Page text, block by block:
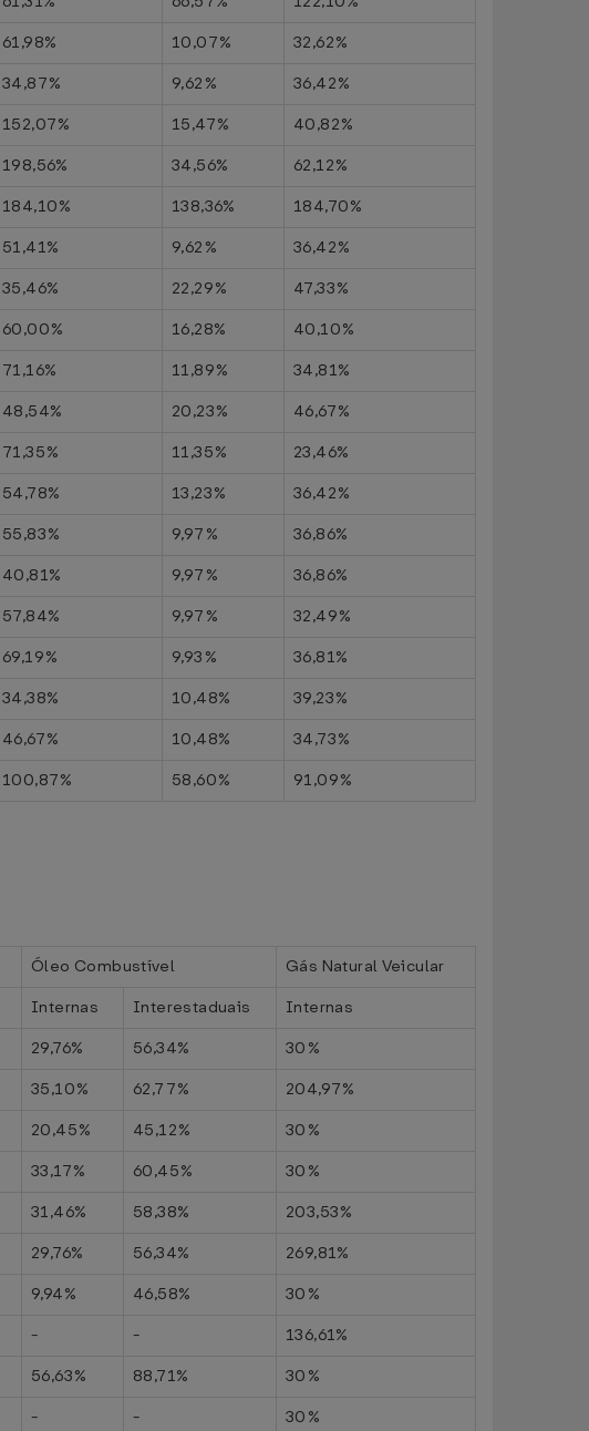
61,98% 10,07%
32,62%
34,87% 9,62%
36,42%
152,07% 15,47%
40,82%
198,56% 34,56%
62,12%
184,10% 138,36%
184,70%
51,41% 9,62%
36,42%
35,46% 22,29%
47,33%
60,00% 16,28%
40,10%
71,16% 11,89%
34,81%
48,54% 20,23%
46,67%
71,35% 11,35%
23,46%
54,78% 13,23%
36,42%
55,83% 9,97%
36,86%
40,81% 9,97%
36,86%
57,84% 9,97%
32,49%
69,19% 9,93%
36,81%
34,38% 10,48%
39,23%
46,67% 10,48%
34,73%
100,87% 58,60% 91,09%
Óleo Combustível
Gás Natural Veicular
Internas Interestaduais
Internas
29,76% 56,34%
30%
35,10% 62,77%
204,97%
20,45% 45,12%
30%
33,17% 60,45%
30%
31,46% 58,38%
203,53%
29,76% 56,34%
269,81%
9,94% 46,58%
30%
- -
136,61%
56,63% 88,71%
30%
- -
30%